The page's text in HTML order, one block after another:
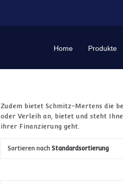
Home Produkte
Zudem bietet Schmitz-Mertens die
oder Verleih an, bietet und steht
ihrer Finanzierung geht.
Sortieren nachStandardsortierung